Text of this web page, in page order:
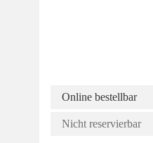
Online bestellbar
Nicht reservierbar